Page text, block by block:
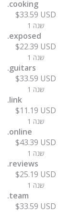
.cooking
$33.59 USD
1 שנה
.exposed
$22.39 USD
1 שנה
.guitars
$33.59 USD
1 שנה
.link
$11.19 USD
1 שנה
.online
$43.39 USD
1 שנה
.reviews
$25.19 USD
1 שנה
.team
$33.59 USD